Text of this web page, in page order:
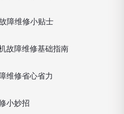
障维修小贴士
故障维修基础指南
维修省心省力
小妙招